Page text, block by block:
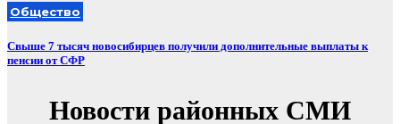
Общество
Свыше 7 тысяч новосибирцев получили дополнительные выплаты к
пенсии от СФР